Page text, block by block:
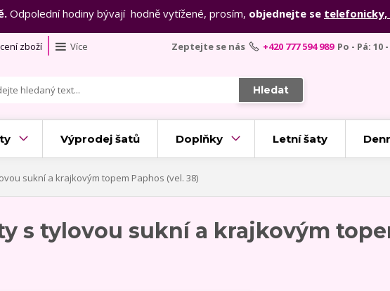
Odpolední hodiny bývají hodně vytížené, prosím, objednejte se telefonicky,
zboží Více
Hledat
Zeptejte se nás +420 777 594 989 Po - Pá: 10
Výprodej šatů Doplňky Letní šaty
sukní a krajkovým topem Paphos (vel. 38)
s tylovou sukní a krajkovým